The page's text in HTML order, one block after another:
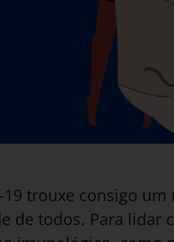
trouxe consigo
de todos. Para